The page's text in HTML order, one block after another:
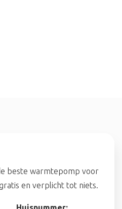
beste warmtepomp voor
en verplicht tot niets.